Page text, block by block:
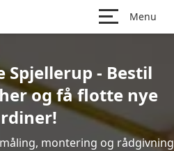
Menu
Spjellerup - Bestil
og få flotte nye
montering og rådgivning